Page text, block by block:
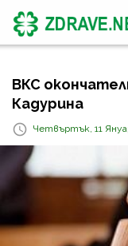
ВКС
Кадурина
Четвъртък, 11